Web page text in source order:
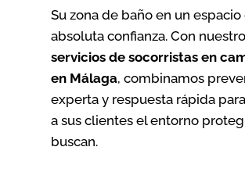
Su zona de baño en un espacio
absoluta confianza. Con
servicios de socorristas en
en Málaga, combinamos
experta y respuesta rápida
a sus clientes el entorno
buscan.